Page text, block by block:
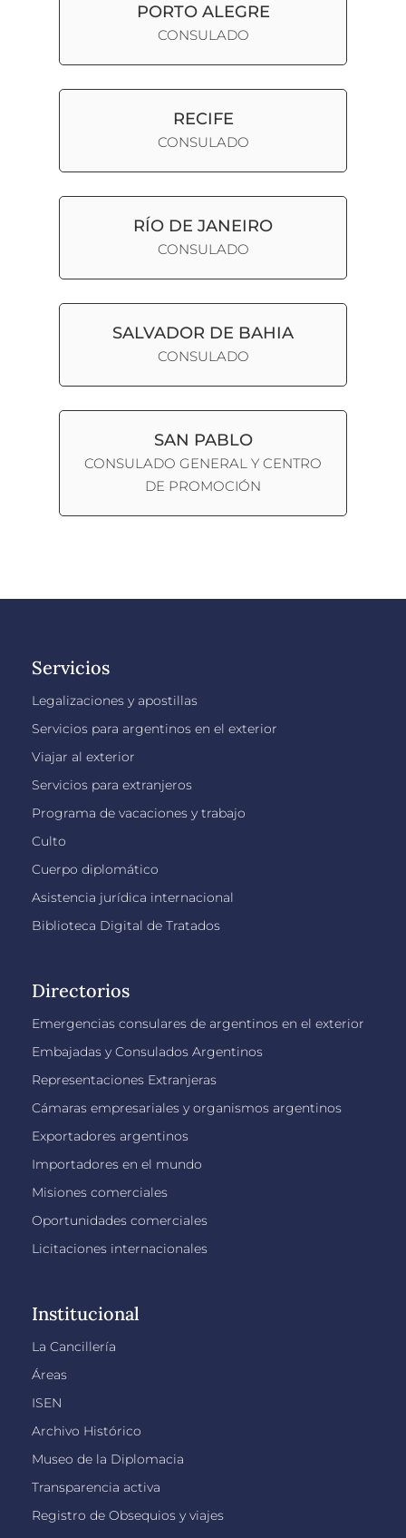
PORTO ALEGRE
CONSULADO
RECIFE
CONSULADO
RÍO DE JANEIRO
CONSULADO
SALVADOR DE BAHIA
CONSULADO
SAN PABLO
CONSULADO GENERAL Y CENTRO
DE PROMOCIÓN
Servicios
Legalizaciones y apostillas
Servicios para argentinos en el exterior
Viajar al exterior
Servicios para extranjeros
Programa de vacaciones y trabajo
Culto
Cuerpo diplomático
Asistencia jurídica internacional
Biblioteca Digital de Tratados
Directorios
Emergencias consulares de argentinos en el exterior
Embajadas y Consulados Argentinos
Representaciones Extranjeras
Cámaras empresariales y organismos argentinos
Exportadores argentinos
Importadores en el mundo
Misiones comerciales
Oportunidades comerciales
Licitaciones internacionales
Institucional
La Cancillería
Áreas
ISEN
Archivo Histórico
Museo de la Diplomacia
Transparencia activa
Registro de Obsequios y viajes